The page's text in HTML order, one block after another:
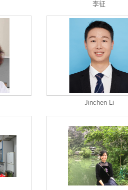
李征
Jinchen Li